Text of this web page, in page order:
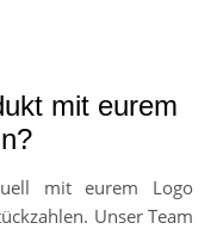
mit eurem
mit eurem Logo
Unser Team